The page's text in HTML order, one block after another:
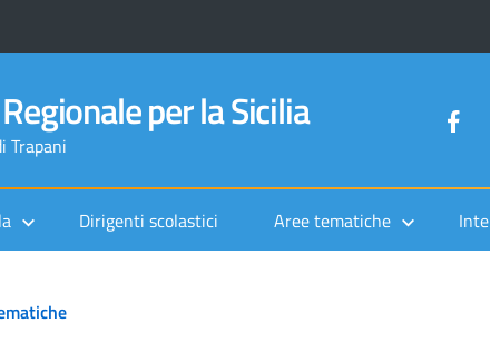
per la Sicilia
Trapani
Dirigenti scolastici Aree tematiche